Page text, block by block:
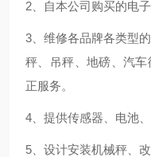
2、自本公司购买的电
3、维修各品牌各类型
秤、吊秤、地磅、汽
正服务。
4、提供传感器、电池
5、设计安装机械秤、